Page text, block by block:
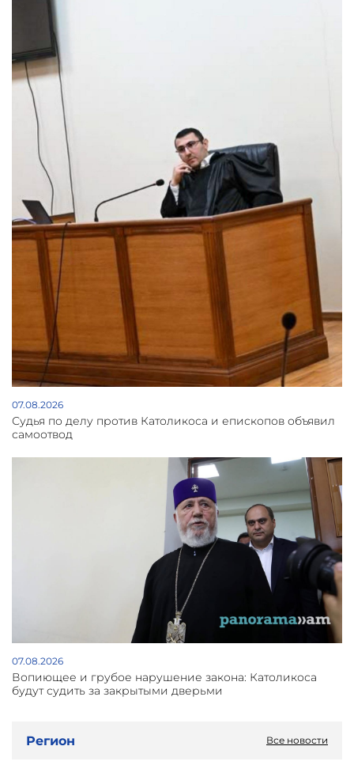
07.08.2026
Судья по делу против Католикоса и епископов объявил
самоотвод
07.08.2026
Вопиющее и грубое нарушение закона: Католикоса
будут судить за закрытыми дверьми
Регион Все новости